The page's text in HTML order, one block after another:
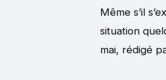
Même s’il
situation
mai, rédigé